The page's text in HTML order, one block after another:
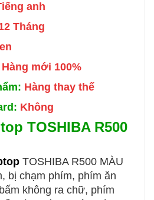
anh
Tháng
Hàng mới 100%
Hàng thay thế
Không
TOSHIBA R500
TOSHIBA R500 MÀU
bị chạm phím, phím ăn
không ra chữ, phím